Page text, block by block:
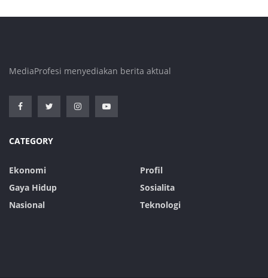
MediaProfesi menyediakan berita aktual
CATEGORY
Ekonomi
Gaya Hidup
Nasional
Profil
Sosialita
Teknologi